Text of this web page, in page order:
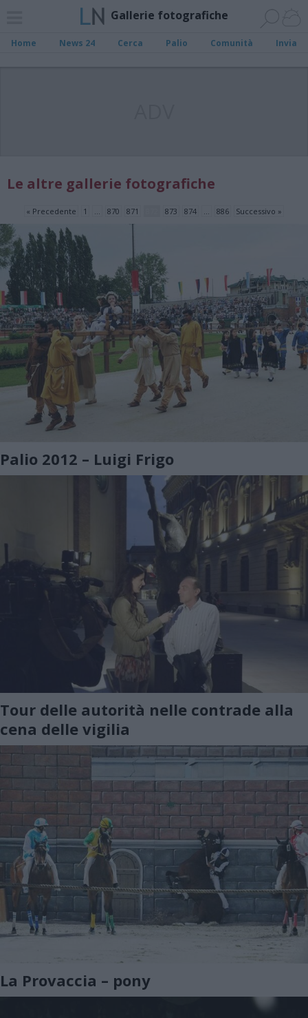
Gallerie fotografiche
Home News 24 Cerca Palio Comunità Invia
Le altre gallerie fotografiche
« Precedente 1 … 870 871 873 874 … 886 Successivo »
Palio 2012 – Luigi Frigo
Tour delle autorità nelle contrade alla
cena delle vigilia
La Provaccia – pony